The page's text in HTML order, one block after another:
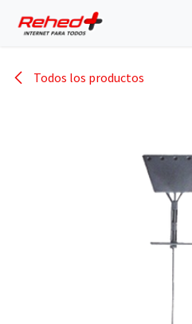
Todos los productos